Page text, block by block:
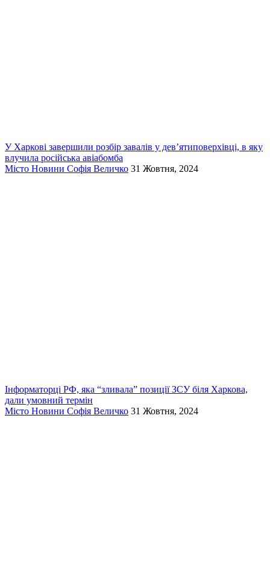
У Харкові завершили розбір завалів у дев’ятиповерхівці, в яку
влучила російська авіабомба
Місто Новини Софія Величко 31 Жовтня, 2024
Інформаторці РФ, яка “зливала” позиції ЗСУ біля Харкова,
дали умовний термін
Місто Новини Софія Величко 31 Жовтня, 2024